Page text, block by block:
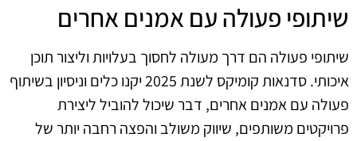
שיתופי פעולה עם אמנים אחרים
שיתופי פעולה הם דרך מעולה לחסוך בעלויות וליצור תוכן
איכותי. סדנאות קומיקס לשנת 2025 יקנו כלים וניסיון בשיתוף
פעולה עם אמנים אחרים, דבר שיכול להוביל ליצירת
פרויקטים משותפים, שיווק משולב והפצה רחבה יותר של